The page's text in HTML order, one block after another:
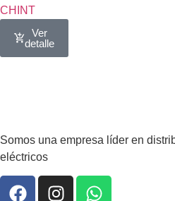
CHINT
Ver
detalle
Somos una empresa líder en
eléctricos